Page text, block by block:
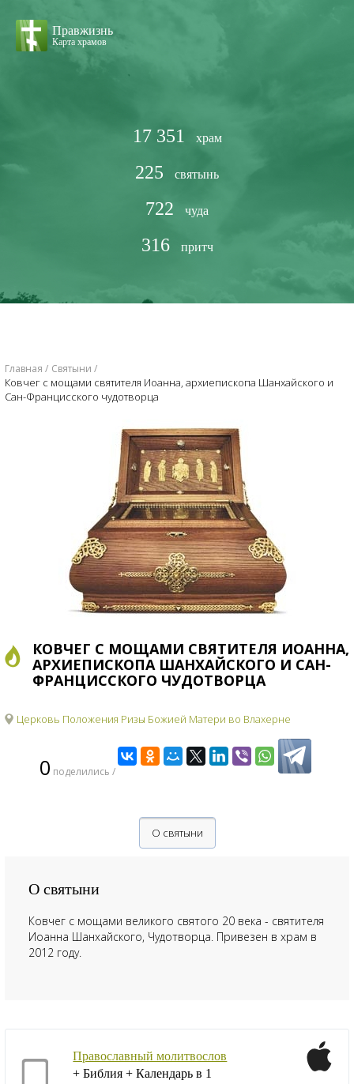
Правжизнь
Карта храмов
17 351 храм
225 святынь
722 чуда
316 притч
Главная Святыни
Ковчег с мощами святителя Иоанна, архиепископа Шанхайского и
Сан-Францисского чудотворца
КОВЧЕГ С МОЩАМИ СВЯТИТЕЛЯ ИОАННА,
АРХИЕПИСКОПА ШАНХАЙСКОГО И САН-
ФРАНЦИССКОГО ЧУДОТВОРЦА
Церковь Положения Ризы Божией Матери во Влахерне
0 поделились /
О святыни
О святыни
Ковчег с мощами великого святого 20 века - святителя
Иоанна Шанхайского, Чудотворца. Привезен в храм в
2012 году.
Православный молитвослов
+ Библия + Календарь в 1